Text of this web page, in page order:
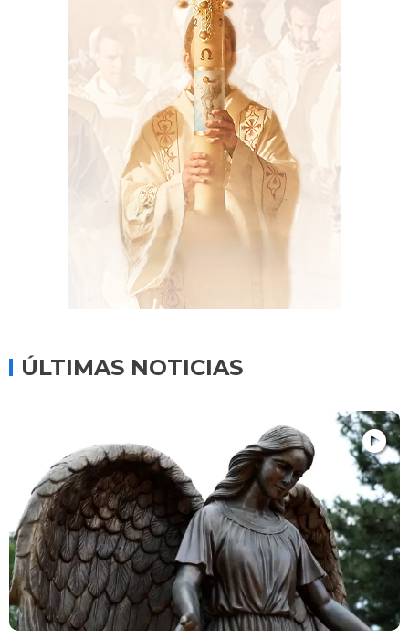
ÚLTIMAS NOTICIAS